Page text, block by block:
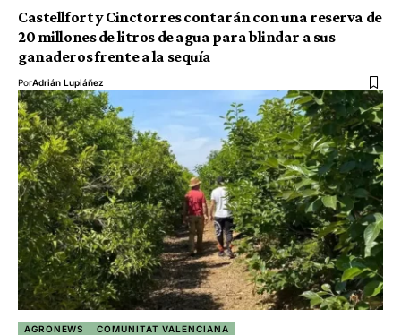
Castellfort y Cinctorres contarán con una reserva de
20 millones de litros de agua para blindar a sus
ganaderos frente a la sequía
PorAdrián Lupiáñez
AGRONEWS COMUNITAT VALENCIANA